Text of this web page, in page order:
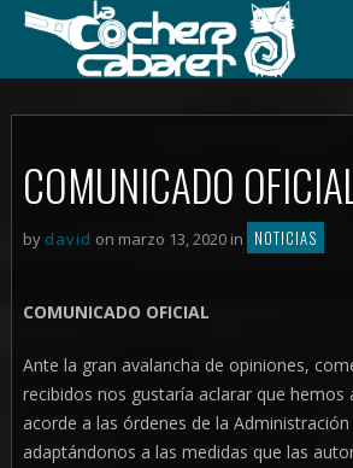
COMUNICADO
by david on marzo 13, 2020 in NOTICIAS
COMUNICADO OFICIAL
Ante la gran avalancha de opiniones,
recibidos nos gustaría aclarar que hemos
acorde a las órdenes de la Administración
adaptándonos a las medidas que las